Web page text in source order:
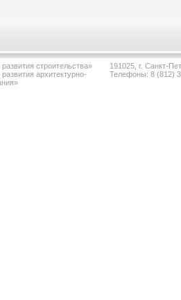
строительства»
архитектурно-
191025, г. Санкт-
Телефоны: 8 (812)